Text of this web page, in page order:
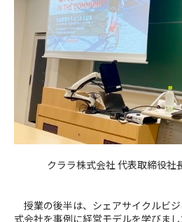
クララ株式会社 代表取締役社
授業の後半は、シェアサイクルビ
式会社を事例に経営モデルを学びまし